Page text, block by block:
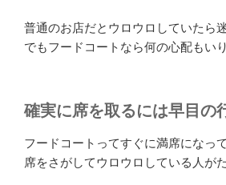
普通のお店だとウロウロしていたら
でもフードコートなら何の心配もい
確実に席を取るには早目の
フードコートってすぐに満席になっ
席をさがしてウロウロしている人が